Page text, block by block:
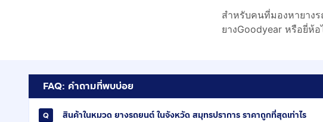
สำหรับคนที่มองหายาง
ยางGoodyear หรือยี่ห้
FAQ: คำถามที่พบบ่อย
สินค้าในหมวด ยางรถยนต์ ในจังหวัด สมุทรปราการ ราคาถูกที่สุดเท่าไร